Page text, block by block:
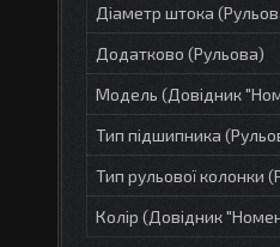
Діаметр штока
Додатково (Рульова)
Модель (Довідник
Тип підшипника
Тип рульової колонки
Колір (Довідник